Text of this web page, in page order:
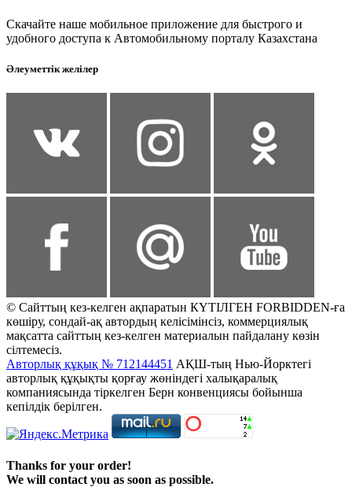
Скачайте наше мобильное приложение для быстрого и
удобного доступа к Автомобильному порталу Казахстана
Әлеуметтік желілер
© Сайттың кез-келген ақпаратын КҮТІЛГЕН FORBIDDEN-ға
көшіру, сондай-ақ автордың келісімінсіз, коммерциялық
мақсатта сайттың кез-келген материалын пайдалану көзін
сілтемесіз.
Авторлық құқық № 712144451 АҚШ-тың Нью-Йорктегі
авторлық құқықты қорғау жөніндегі халықаралық
компаниясында тіркелген Берн конвенциясы бойынша
кепілдік берілген.
Thanks for your order!
We will contact you as soon as possible.